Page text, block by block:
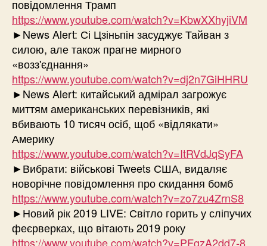
повідомлення Трамп
https://www.youtube.com/watch?v=KbwXXhyjiVM
►News Alert: Сі Цзіньпін засуджує Тайван з
силою, але також прагне мирного
«возз'єднання»
https://www.youtube.com/watch?v=dj2n7GiHHRU
►News Alert: китайський адмірал загрожує
миттям американських перевізників, які
вбивають 10 тисяч осіб, щоб «відлякати»
Америку
https://www.youtube.com/watch?v=ItRVdJqSyFA
►Вибрати: військові Tweets США, видаляє
новорічне повідомлення про скидання бомб
https://www.youtube.com/watch?v=zo7zu4ZrnS8
►Новий рік 2019 LIVE: Світло горить у сліпучих
феєрверках, що вітають 2019 року
https://www.youtube.com/watch?v=PFgzA2dd7-8